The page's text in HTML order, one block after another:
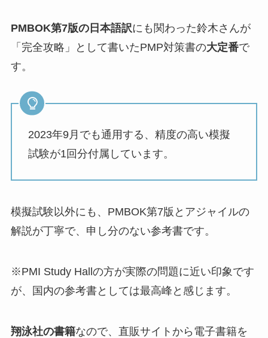
PMBOK第7版の日本語訳にも関わった鈴木さんが
「完全攻略」として書いたPMP対策書の大定番で
す。
2023年9月でも通用する、精度の高い模擬
試験が1回分付属しています。
模擬試験以外にも、PMBOK第7版とアジャイルの
解説が丁寧で、申し分のない参考書です。
※PMI Study Hallの方が実際の問題に近い印象です
が、国内の参考書としては最高峰と感じます。
翔泳社の書籍なので、直販サイトから電子書籍を